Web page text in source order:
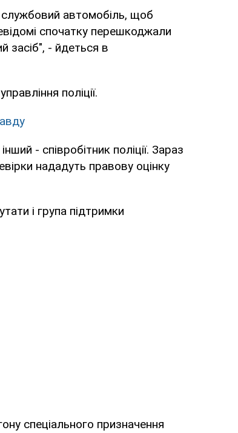
службовий автомобіль, щоб
спочатку перешкоджали
засіб", - йдеться в
поліції.
- співробітник поліції. Зараз
нададуть правову оцінку
і група підтримки
спеціального призначення